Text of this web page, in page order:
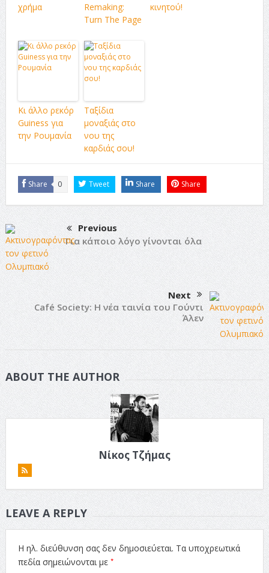
χρήμα
Remaking:
Turn The Page
κινητού!
Κι άλλο ρεκόρ
Guiness για
την Ρουμανία
Ταξίδια
μοναξιάς στο
νου της
καρδιάς σου!
Share 0 Tweet Share Share
Previous
Για κάποιο λόγο γίνονται όλα
Next
Café Society: Η νέα ταινία του Γούντι
Άλεν
ABOUT THE AUTHOR
Νίκος Τζήμας
LEAVE A REPLY
Η ηλ. διεύθυνση σας δεν δημοσιεύεται. Τα υποχρεωτικά
πεδία σημειώνονται με *